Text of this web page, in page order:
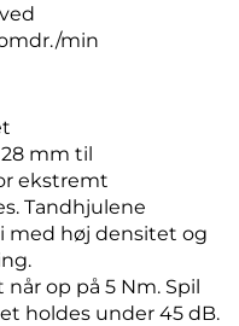
min
mm til
ekstremt
Tandhjulene
med høj densitet og
op på 5 Nm. Spil
holdes under 45 dB.